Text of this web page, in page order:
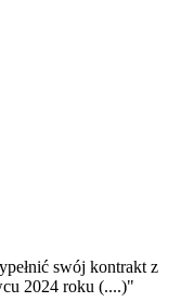
swój kontrakt z
2024 roku (....)"